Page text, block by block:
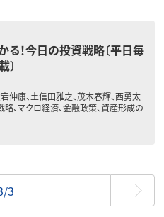
る！今日の投資戦略〔平日毎
〕
康、土信田雅之、茂木春輝、西勇太
、マクロ経済、金融政策、資産形成の
3